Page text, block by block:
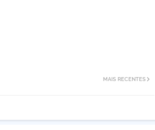
MAIS RECENTES